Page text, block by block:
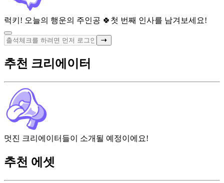
럭키! 오늘의 행운의 주인공 🍀 첫 번째 인사를 남겨보세요!
추천 크리에이터
멋진 크리에이터들이 소개될 예정이에요!
추천 에셋